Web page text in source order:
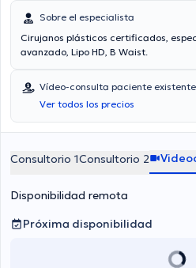
Sobre el especialista
Cirujanos plásticos certificados,
avanzado, Lipo HD, B Waist.
Vídeo-consulta paciente existente
Ver todos los precios
Consultorio 1Consultorio 2
Disponibilidad remota
Próxima disponibilidad